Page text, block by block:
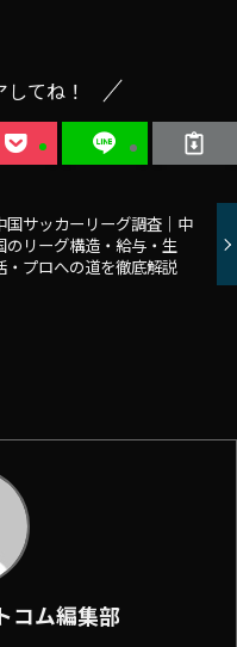
てね！
国サッカーリーグ調査｜中
のリーグ構造・給与・生
・プロへの道を徹底解説
コム編集部